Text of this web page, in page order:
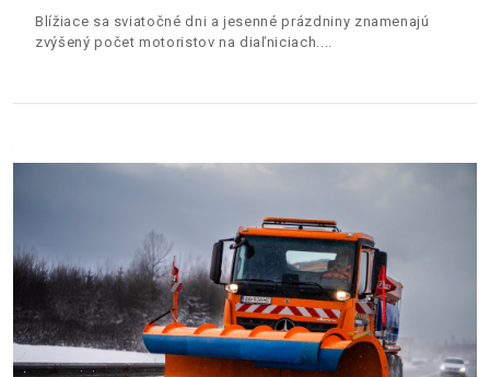
Blížiace sa sviatočné dni a jesenné prázdniny znamenajú
zvýšený počet motoristov na diaľniciach.